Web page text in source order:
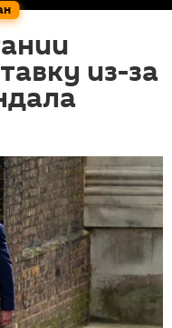
из-за